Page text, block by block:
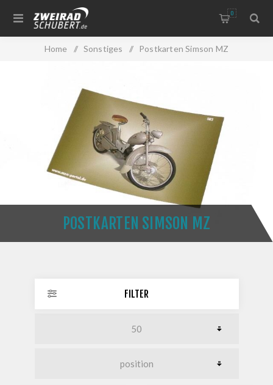
0
Home / Sonstiges / Postkarten Simson MZ
POSTKARTEN SIMSON MZ
FILTER